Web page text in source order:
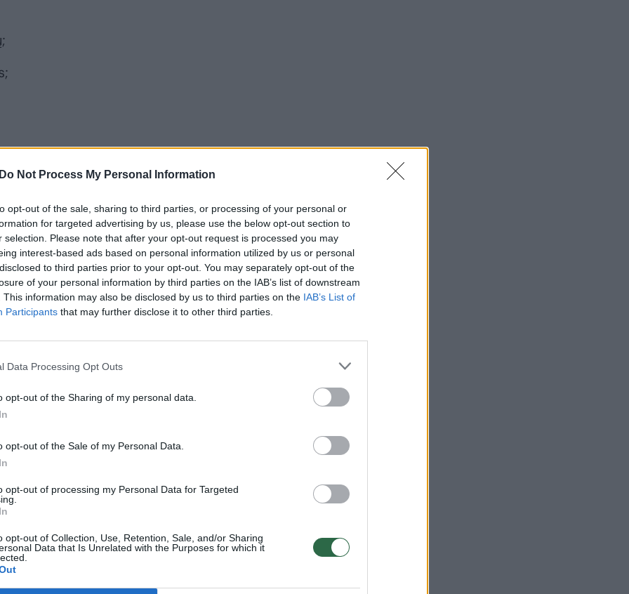
Do Not Process My Personal Information
opt-out of the sale, sharing to third parties, or processing of your personal or
for targeted advertising by us, please use the below opt-out section to
selection. Please note that after your opt-out request is processed you may
interest-based ads based on personal information utilized by us or personal
to third parties prior to your opt-out. You may separately opt-out of the
of your personal information by third parties on the IAB’s list of downstream
This information may also be disclosed by us to third parties on the IAB’s List of
Participants that may further disclose it to other third parties.
Data Processing Opt Outs
opt-out of the Sharing of my personal data.
opt-out of the Sale of my Personal Data.
opt-out of processing my Personal Data for Targeted
opt-out of Collection, Use, Retention, Sale, and/or Sharing
Data that Is Unrelated with the Purposes for which it
išplakame atskirai. Visus